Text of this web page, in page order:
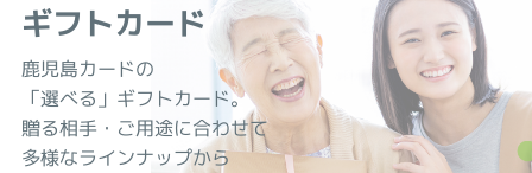
ギフトカード
鹿児島カードの
「選べる」ギフトカード。
贈る相手・ご用途に合わせて
多様なラインナップから